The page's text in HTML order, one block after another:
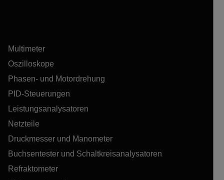
Multimeter
Oszilloskope
Phasen- und Motordrehung
PID-Steuerungen
Leistungsanalysatoren
Netzteile
Druckmesser und Manometer
Buchsentester und Schaltkreisanalysatoren
Refraktometer